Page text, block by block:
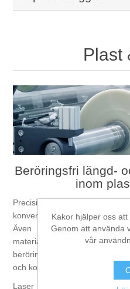
Vibrationsanalys
Digitalisering
Temperaturmätning
Downloads
Plast
Beröringsfri längd-
inom
Precision i mätning av längd
konverterings- och
Även den minsta
materialkostnader som
beröringsfria mätmetoder
och kostnadskontroll.
Laser Surface
Kakor hjälper oss
Genom att använda
vår